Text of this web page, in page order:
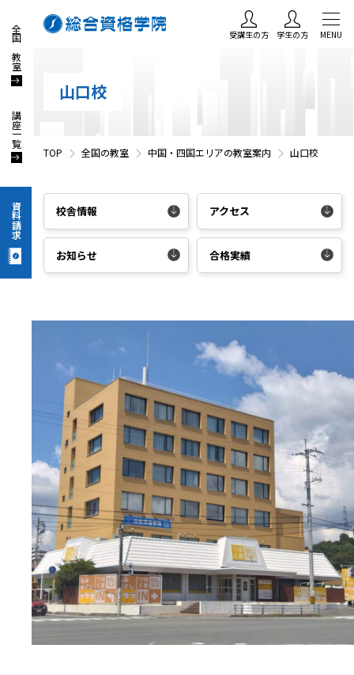
全国の教室
講座一覧
資料請求
受講生の方 学生の方 MENU
山口校
TOP 全国の教室 中国・四国エリアの教室案内 山口校
校舎情報 アクセス
お知らせ 合格実績